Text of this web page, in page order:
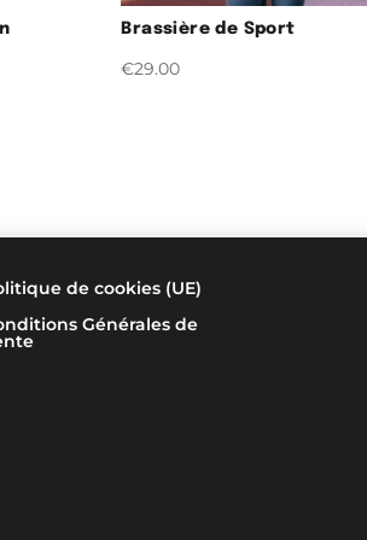
Brassière de Sport
€29.00
de cookies (UE)
Générales de